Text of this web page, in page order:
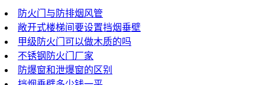
防火门与防排烟风管
敞开式楼梯间要设置挡烟垂壁
甲级防火门可以做木质的吗
不锈钢防火门厂家
防爆窗和泄爆窗的区别